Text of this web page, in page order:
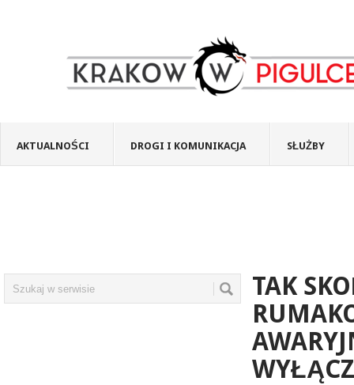
AKTUALNOŚCI DROGI I KOMUNIKACJA SŁUŻBY
TAK